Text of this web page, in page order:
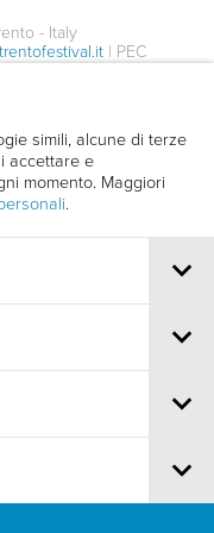
simili, alcune di terze
accettare e
momento. Maggiori
.
- Italy
| PEC